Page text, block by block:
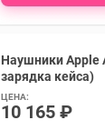
Наушники Apple
зарядка кейса)
ЦЕНА:
10 165 ₽